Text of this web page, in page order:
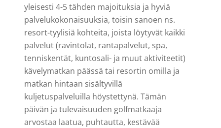
yleisesti 4-5 tähden majoituksia ja hyviä
palvelukokonaisuuksia, toisin sanoen ns.
resort-tyylisiä kohteita, joista löytyvät kaikki
palvelut (ravintolat, rantapalvelut, spa,
tenniskentät, kuntosali- ja muut aktiviteetit)
kävelymatkan päässä tai resortin omilla ja
matkan hintaan sisältyvillä
kuljetuspalveluilla höystettynä. Tämän
päivän ja tulevaisuuden golfmatkaaja
arvostaa laatua, puhtautta, kestävää